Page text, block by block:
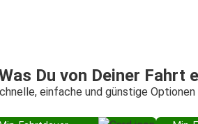
Du von Deiner Fahrt
einfache und günstige